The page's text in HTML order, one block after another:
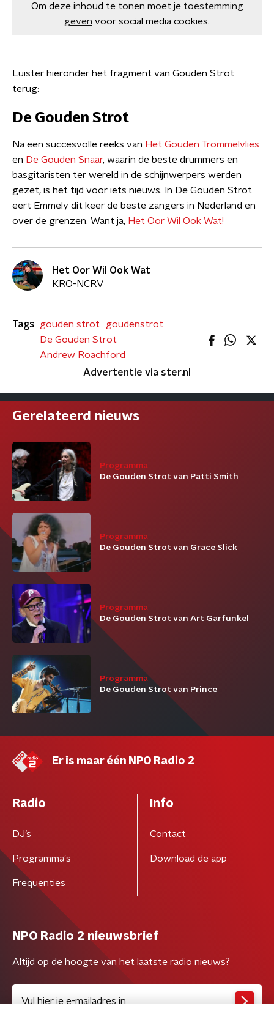
Om deze inhoud te tonen moet je toestemming
geven voor social media cookies.
Luister hieronder het fragment van Gouden Strot
terug:
De Gouden Strot
Na een succesvolle reeks van Het Gouden Trommelvlies
en De Gouden Snaar, waarin de beste drummers en
basgitaristen ter wereld in de schijnwerpers werden
gezet, is het tijd voor iets nieuws. In De Gouden Strot
eert Emmely dit keer de beste zangers in Nederland en
over de grenzen. Want ja, Het Oor Wil Ook Wat!
Het Oor Wil Ook Wat
KRO-NCRV
Tags gouden strot
goudenstrot
De Gouden Strot
Andrew Roachford
Advertentie via ster.nl
Gerelateerd nieuws
Programma
De Gouden Strot van Patti Smith
Programma
De Gouden Strot van Grace Slick
Programma
De Gouden Strot van Art Garfunkel
Programma
De Gouden Strot van Prince
Er is maar één NPO Radio 2
Radio
DJ’s
Programma's
Frequenties
Info
Contact
Download de app
NPO Radio 2 nieuwsbrief
Altijd op de hoogte van het laatste radio nieuws?